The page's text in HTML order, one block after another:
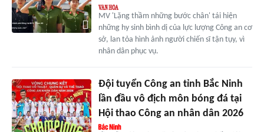
MV 'Lặng thầm những bước chân' tái hiện
những hy sinh bình dị của lực lượng Công an cơ
sở, lan tỏa hình ảnh người chiến sĩ tận tụy, vì
nhân dân phục vụ.
Đội tuyển Công an tỉnh Bắc Ninh
lần đầu vô địch môn bóng đá tại
Hội thao Công an nhân dân 2026